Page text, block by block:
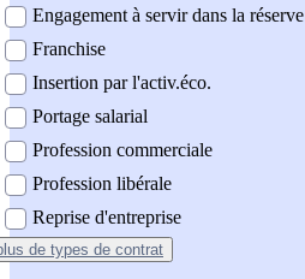
Engagement à servir dans la réserve
Franchise
Insertion par l'activ.éco.
Portage salarial
Profession commerciale
Profession libérale
Reprise d'entreprise
de types de contrat